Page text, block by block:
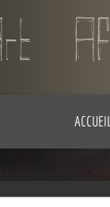
ACCUEIL